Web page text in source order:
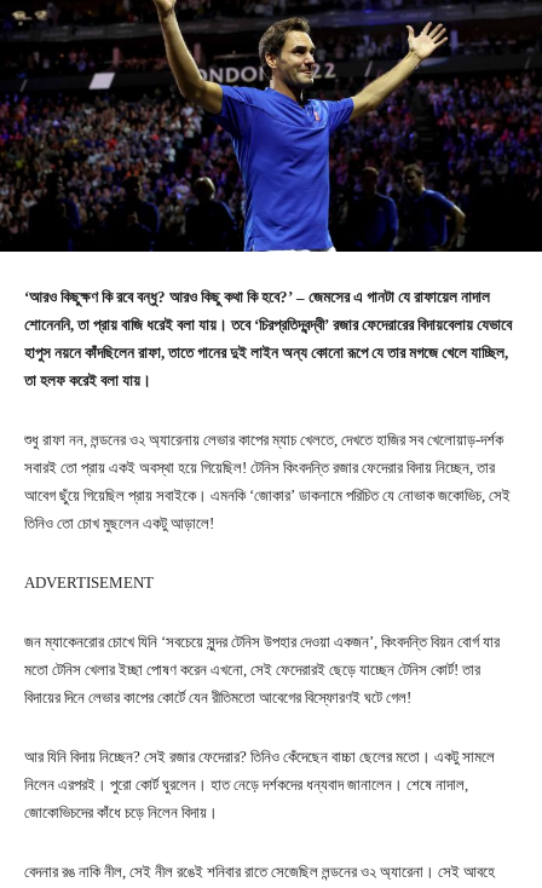
‘আরও কিছুক্ষণ কি রবে বন্ধু? আরও কিছু কথা কি হবে?’ – জেমসের এ গানটা যে রাফায়েল নাদাল
শোনেননি, তা প্রায় বাজি ধরেই বলা যায়। তবে ‘চিরপ্রতিদ্বন্দ্বী’ রজার ফেদেরারের বিদায়বেলায় যেভাবে
হাপুস নয়নে কাঁদছিলেন রাফা, তাতে গানের দুই লাইন অন্য কোনো রূপে যে তার মগজে খেলে যাচ্ছিল,
তা হলফ করেই বলা যায়।
শুধু রাফা নন, লন্ডনের ও২ অ্যারেনায় লেভার কাপের ম্যাচ খেলতে, দেখতে হাজির সব খেলোয়াড়-দর্শক
সবারই তো প্রায় একই অবস্থা হয়ে গিয়েছিল! টেনিস কিংবদন্তি রজার ফেদেরার বিদায় নিচ্ছেন, তার
আবেগ ছুঁয়ে গিয়েছিল প্রায় সবাইকে। এমনকি ‘জোকার’ ডাকনামে পরিচিত যে নোভাক জকোভিচ, সেই
তিনিও তো চোখ মুছলেন একটু আড়ালে!
ADVERTISEMENT
জন ম্যাকেনরোর চোখে যিনি ‘সবচেয়ে সুন্দর টেনিস উপহার দেওয়া একজন’, কিংবদন্তি বিয়ন বোর্গ যার
মতো টেনিস খেলার ইচ্ছা পোষণ করেন এখনো, সেই ফেদেরারই ছেড়ে যাচ্ছেন টেনিস কোর্ট! তার
বিদায়ের দিনে লেভার কাপের কোর্টে যেন রীতিমতো আবেগের বিস্ফোরণই ঘটে গেল!
আর যিনি বিদায় নিচ্ছেন? সেই রজার ফেদেরার? তিনিও কেঁদেছেন বাচ্চা ছেলের মতো। একটু সামলে
নিলেন এরপরই। পুরো কোর্ট ঘুরলেন। হাত নেড়ে দর্শকদের ধন্যবাদ জানালেন। শেষে নাদাল,
জোকোভিচদের কাঁধে চড়ে নিলেন বিদায়।
বেদনার রঙ নাকি নীল, সেই নীল রঙেই শনিবার রাতে সেজেছিল লন্ডনের ও২ অ্যারেনা। সেই আবহে